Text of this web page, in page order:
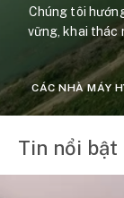
Chúng tôi
vững, khai thác
CÁC NHÀ MÁY
Tin nổi bật